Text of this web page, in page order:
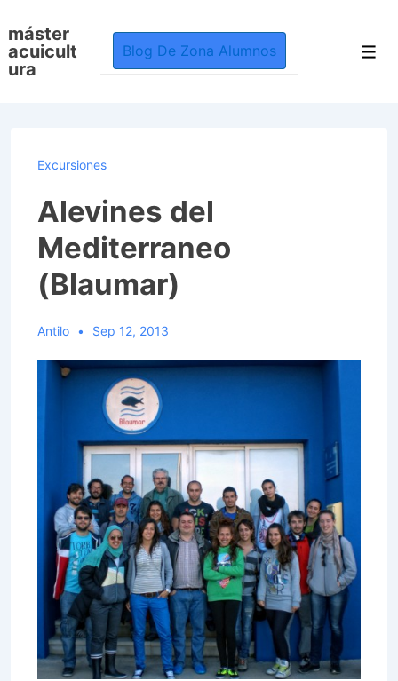
Skip
to
máster
acuicult
ura
Blog De Zona Alumnos
Excursiones
Alevines del
Mediterraneo
(Blaumar)
Antilo Sep 12, 2013